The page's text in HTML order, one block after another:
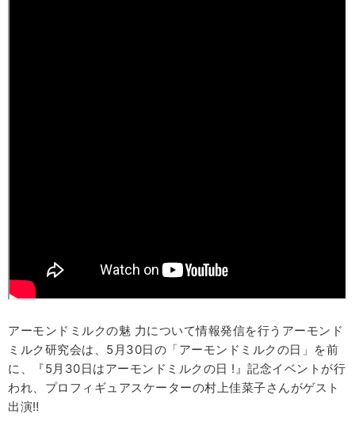
アーモンドミルクの魅 力について情報発信を行うアーモンド
ミルク研究会は、5月30日の「アーモンドミルクの日」を前
に、『5月30日はアーモンドミルクの日 !』記念イベントが行
われ、プロフィギュアスケーターの村上佳菜子さんがゲスト
出演‼